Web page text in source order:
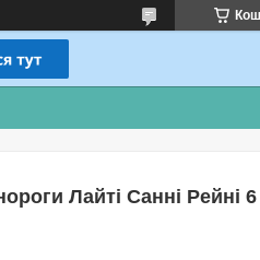
Лайті Санні Рейні